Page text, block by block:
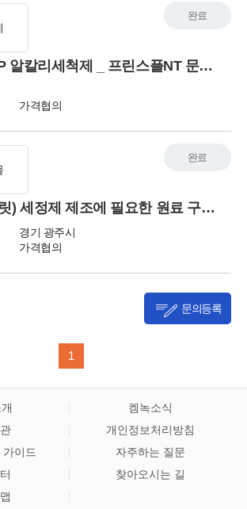
비유독물 CIP 알칼리세척제 _ 프린스플NT 문의 건
가격협의
완료
정제형(태블릿) 세정제 제조에 필요한 원료 구매처 찾습니다.
경기 광주시
가격협의
완료
문의등록
1
켐녹소식
개인정보처리방침
이드
자주하는 질문
찾아오시는 길